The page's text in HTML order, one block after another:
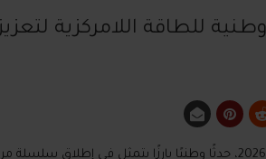
للطاقة اللامركزية